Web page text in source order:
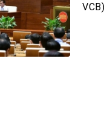
Đấu giá tài sản
Thanh toán –Thẻ
Nhà quản trị